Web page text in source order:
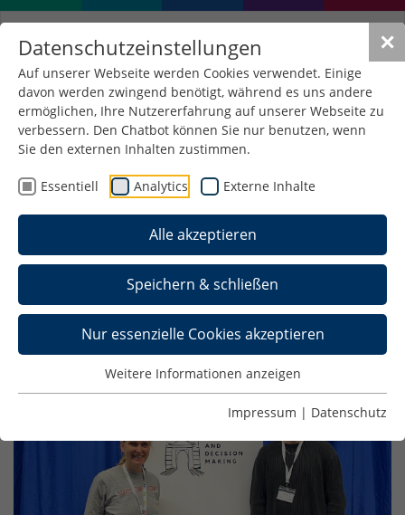
✕
Datenschutzeinstellungen
Auf unserer Webseite werden Cookies verwendet. Einige
davon werden zwingend benötigt, während es uns andere
ermöglichen, Ihre Nutzererfahrung auf unserer Webseite zu
verbessern. Den Chatbot können Sie nur benutzen, wenn
Sie den externen Inhalten zustimmen.
Essentiell Analytics Externe Inhalte
Alle akzeptieren
Speichern & schließen
Nur essenzielle Cookies akzeptieren
Weitere Informationen anzeigen
Impressum | Datenschutz
Wirtschaftspsychologie
trifft Sportwissenschaft:
Präsentation auf der
Tagung für
Sportpsychologie
18. Mai 2026/Alumni , Allgemein ,
Wirtschaftswissenschaften